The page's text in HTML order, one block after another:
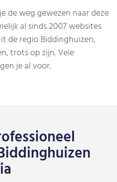
de weg gewezen naar deze
al sinds 2007 websites
de regio Biddinghuizen,
trots op zijn. Vele
je al voor.